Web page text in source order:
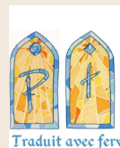
Aller
contenu
principal